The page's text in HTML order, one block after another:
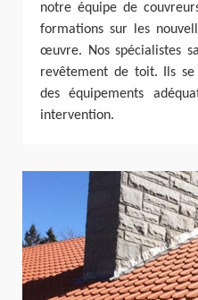
notre équipe de
formations sur les
œuvre. Nos spécialistes
revêtement de toit. Ils
des équipements
intervention.